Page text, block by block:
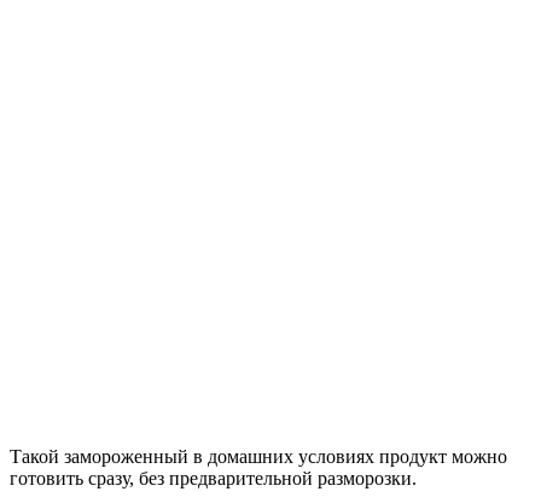
Такой замороженный в домашних условиях продукт можно
готовить сразу, без предварительной разморозки.